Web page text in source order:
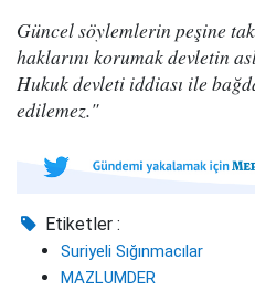
Güncel söylemlerin peşine
haklarını korumak devletin
Hukuk devleti iddiası ile
edilemez."
Etiketler :
Suriyeli Sığınmacılar
MAZLUMDER